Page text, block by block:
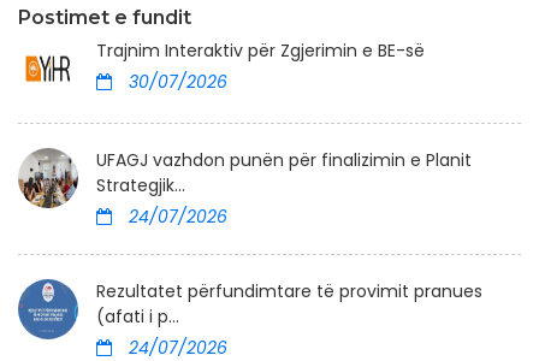
Postimet e fundit
Trajnim Interaktiv për Zgjerimin e BE-së
30/07/2026
UFAGJ vazhdon punën për finalizimin e Planit
Strategjik...
24/07/2026
Rezultatet përfundimtare të provimit pranues
(afati i p...
24/07/2026